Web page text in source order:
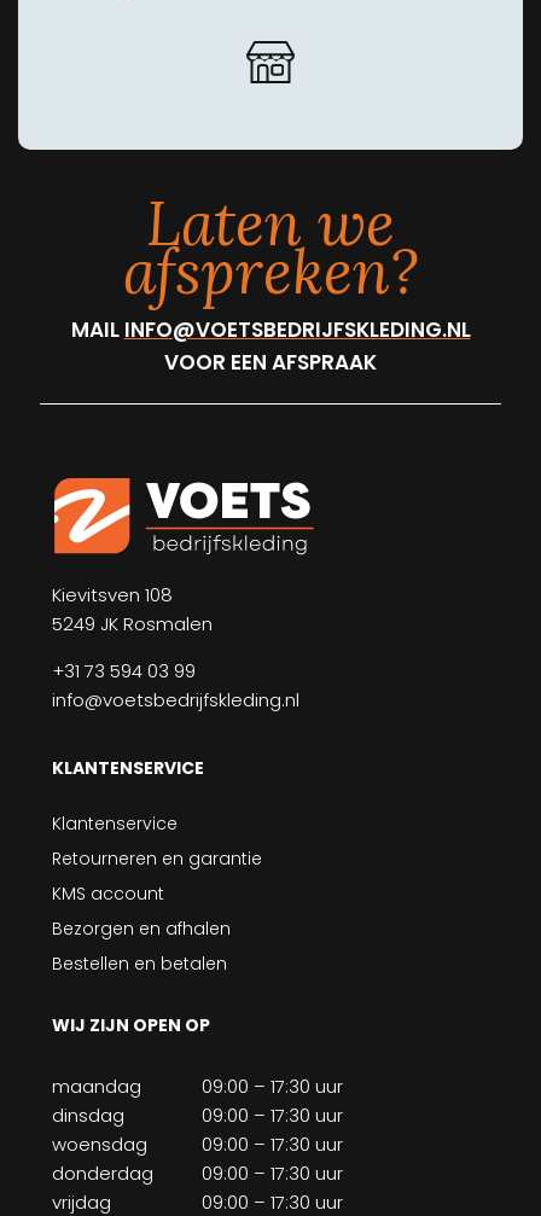
Laten we
afspreken?
MAIL INFO@VOETSBEDRIJFSKLEDING.NL
VOOR EEN AFSPRAAK
Kievitsven 108
5249 JK Rosmalen
+31 73 594 03 99
info@voetsbedrijfskleding.nl
KLANTENSERVICE
Klantenservice
Retourneren en garantie
KMS account
Bezorgen en afhalen
Bestellen en betalen
WIJ ZIJN OPEN OP
maandag
09:00 – 17:30 uur
dinsdag
09:00 – 17:30 uur
woensdag
09:00 – 17:30 uur
donderdag
09:00 – 17:30 uur
vrijdag
09:00 – 17:30 uur